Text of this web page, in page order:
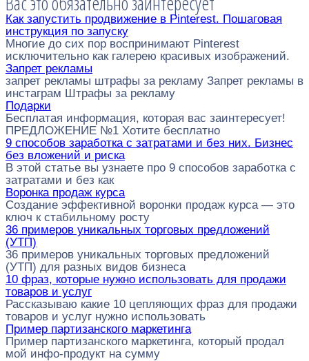
Как запустить продвижение в Pinterest. Пошаговая
инструкция по запуску
Многие до сих пор воспринимают Pinterest
исключительно как галерею красивых изображений.
Запрет рекламы
запрет рекламы штрафы за рекламу Запрет рекламы в
инстаграм Штрафы за рекламу
Подарки
Бесплатая информация, которая вас заинтересует!
ПРЕДЛОЖЕНИЕ №1 Хотите бесплатно
9 способов заработка с затратами и без них. Бизнес
без вложений и риска
В этой статье вы узнаете про 9 способов заработка с
затратами и без как
Воронка продаж курса
Создание эффективной воронки продаж курса — это
ключ к стабильному росту
36 примеров уникальных торговых предложений
(УТП)
36 примеров уникальных торговых предложений
(УТП) для разных видов бизнеса
10 фраз, которые нужно использовать для продажи
товаров и услуг
Рассказываю какие 10 цепляющих фраз для продажи
товаров и услуг нужно использовать
Пример партизанского маркетинга
Пример партизанского маркетинга, который продал
мой инфо-продукт на сумму